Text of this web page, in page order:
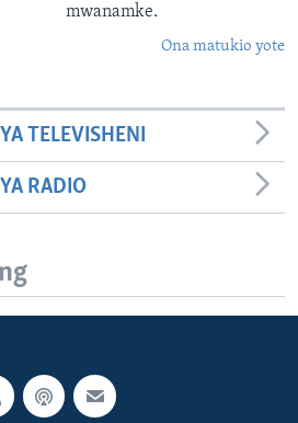
mwanamke.
Ona matukio yote
TELEVISHENI
RADIO